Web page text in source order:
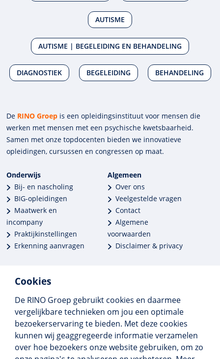
Cookies
De RINO Groep gebruikt cookies en daarmee
vergelijkbare technieken om jou een optimale
bezoekerservaring te bieden. Met deze cookies
kunnen wij geaggregeerde informatie verzamelen
over hoe bezoekers onze website gebruiken, om zo
AUTISME
AUTISME | BEGELEIDING EN BEHANDELING
DIAGNOSTIEK BEGELEIDING BEHANDELING
De RINO Groep is een opleidings­insti­tuut voor mensen die
werken met mensen met een psychische kwets­baar­heid.
Samen met onze top­docenten bieden we innova­tieve
opleidingen, cursussen en congres­sen op maat.
Onderwijs
Bij- en nascholing
BIG-opleidingen
Maatwerk en
incompany
Praktijkinstellingen
Erkenning aanvragen
Algemeen
Over ons
Veelgestelde vragen
Contact
Algemene
voorwaarden
Disclaimer & privacy
Meer dan 250 opleidingen
Alle BIG-opleidingen in huis
Cedeo-erkend en CRKBO-geregistreerd
Gemiddelde beoordeling 8,4